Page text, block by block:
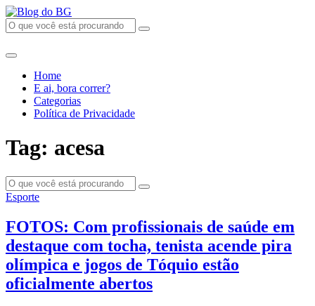
Home
E ai, bora correr?
Categorias
Política de Privacidade
Tag: acesa
Esporte
FOTOS: Com profissionais de saúde em
destaque com tocha, tenista acende pira
olímpica e jogos de Tóquio estão
oficialmente abertos